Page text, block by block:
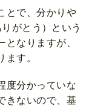
とで、分かりや
がとう）という
なりますが、
す。
度分かっていな
きないので、基